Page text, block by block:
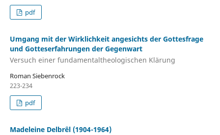
pdf
Umgang mit der Wirklichkeit angesichts der Gottesfrage
und Gotteserfahrungen der Gegenwart
Versuch einer fundamentaltheologischen Klärung
Roman Siebenrock
223-234
pdf
Madeleine Delbrêl (1904-1964)